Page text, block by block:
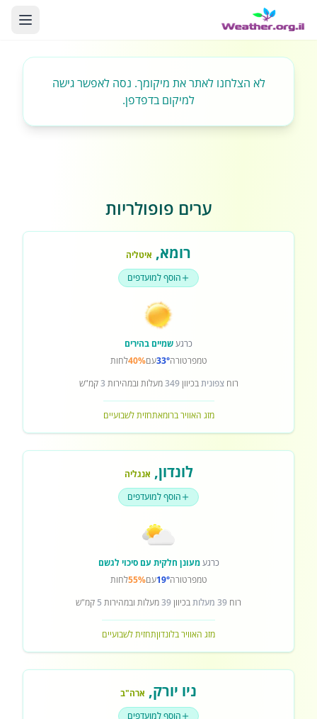
לא הצלחנו לאתר את מיקומך. נסה לאפשר גישה
למיקום בדפדפן.
ערים פופולריות
רומא, איטליה
הוסף למועדפים
כרגעשמיים בהירים
טמפרטורה33°עם40%לחות
רוחצפוניתבכיוון349מעלות ובמהירות 3קמ"ש
מזג האוויר ברומאתחזית לשבועיים
לונדון, אנגליה
הוסף למועדפים
כרגעמעונן חלקית עם סיכוי לגשם
טמפרטורה19°עם55%לחות
רוח 39 מעלות בכיוון39מעלות ובמהירות 5 קמ"ש
מזג האוויר בלונדוןתחזית לשבועיים
ניו יורק, ארה"ב
הוסף למועדפים